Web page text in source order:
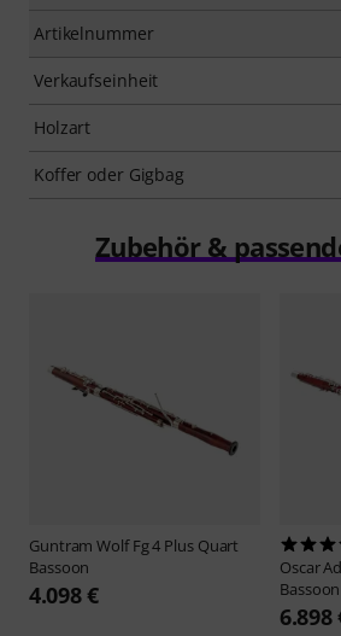
Artikelnummer
Verkaufseinheit
Holzart
Koffer oder Gigbag
Zubehör &
Guntram WolfFg 4 Plus Quart
Bassoon
4.098 €
Oscar
6.898